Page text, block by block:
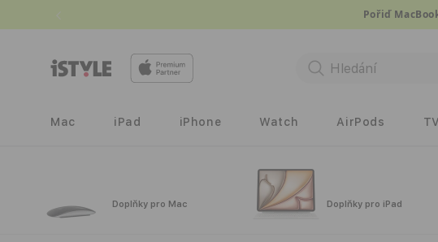
Přejít k
obsahu
Pořiď
Mac iPad iPhone Watch AirPods
Doplňky pro Mac Doplňky pro iPad